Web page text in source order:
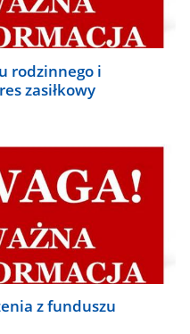
rodzinnego i
zasiłkowy
z funduszu